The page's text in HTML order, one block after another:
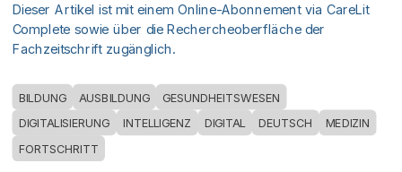
Dieser Artikel ist mit einem Online-Abonnement via CareLit
Complete sowie über die Rechercheoberfläche der
Fachzeitschrift zugänglich.
BILDUNG AUSBILDUNG GESUNDHEITSWESEN
DIGITALISIERUNG INTELLIGENZ DIGITAL DEUTSCH
MEDIZIN
FORTSCHRITT